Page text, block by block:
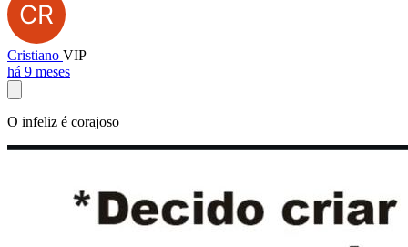
Cristiano VIP
há 9 meses
O infeliz é corajoso